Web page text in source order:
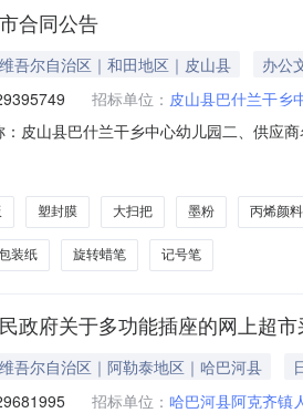
合同公告
吾尔自治区｜和田地区｜皮山县 办公
招标单位： 皮山县巴什兰干乡
皮山县巴什兰干乡中心幼儿园二、供应
包装纸皮纹纸得力/deli皮纹纸包
塑封膜 大扫把 墨粉 丙烯颜料
装纸 旋转蜡笔 记号笔
政府关于多功能插座的网上超
吾尔自治区｜阿勒泰地区｜哈巴河县
招标单位： 哈巴河县阿克齐镇